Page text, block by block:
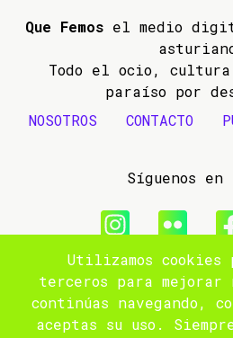
Que Femos el medio
Todo el ocio,
paraíso por
NOSOTROS
CONTACTO
Síguenos en
© 2009- 2026 Que Femos
Aviso legal
Utilizamos cookies
terceros para mejorar
continúas navegando,
aceptas su uso.